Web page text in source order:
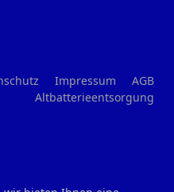
Impressum
AGB
Altbatterieentsorgung